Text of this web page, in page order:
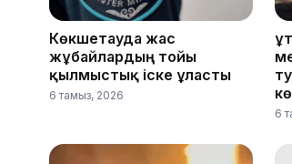
Көкшетауда жас
жұбайлардың тойы
қылмыстық іске ұласты
6 тамыз, 2026
6